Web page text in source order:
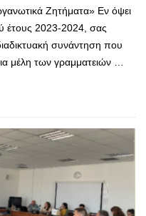
Ζητήματα» Εν όψει
έτους 2023-2024, σας
συνάντηση που
μέλη των γραμματειών …